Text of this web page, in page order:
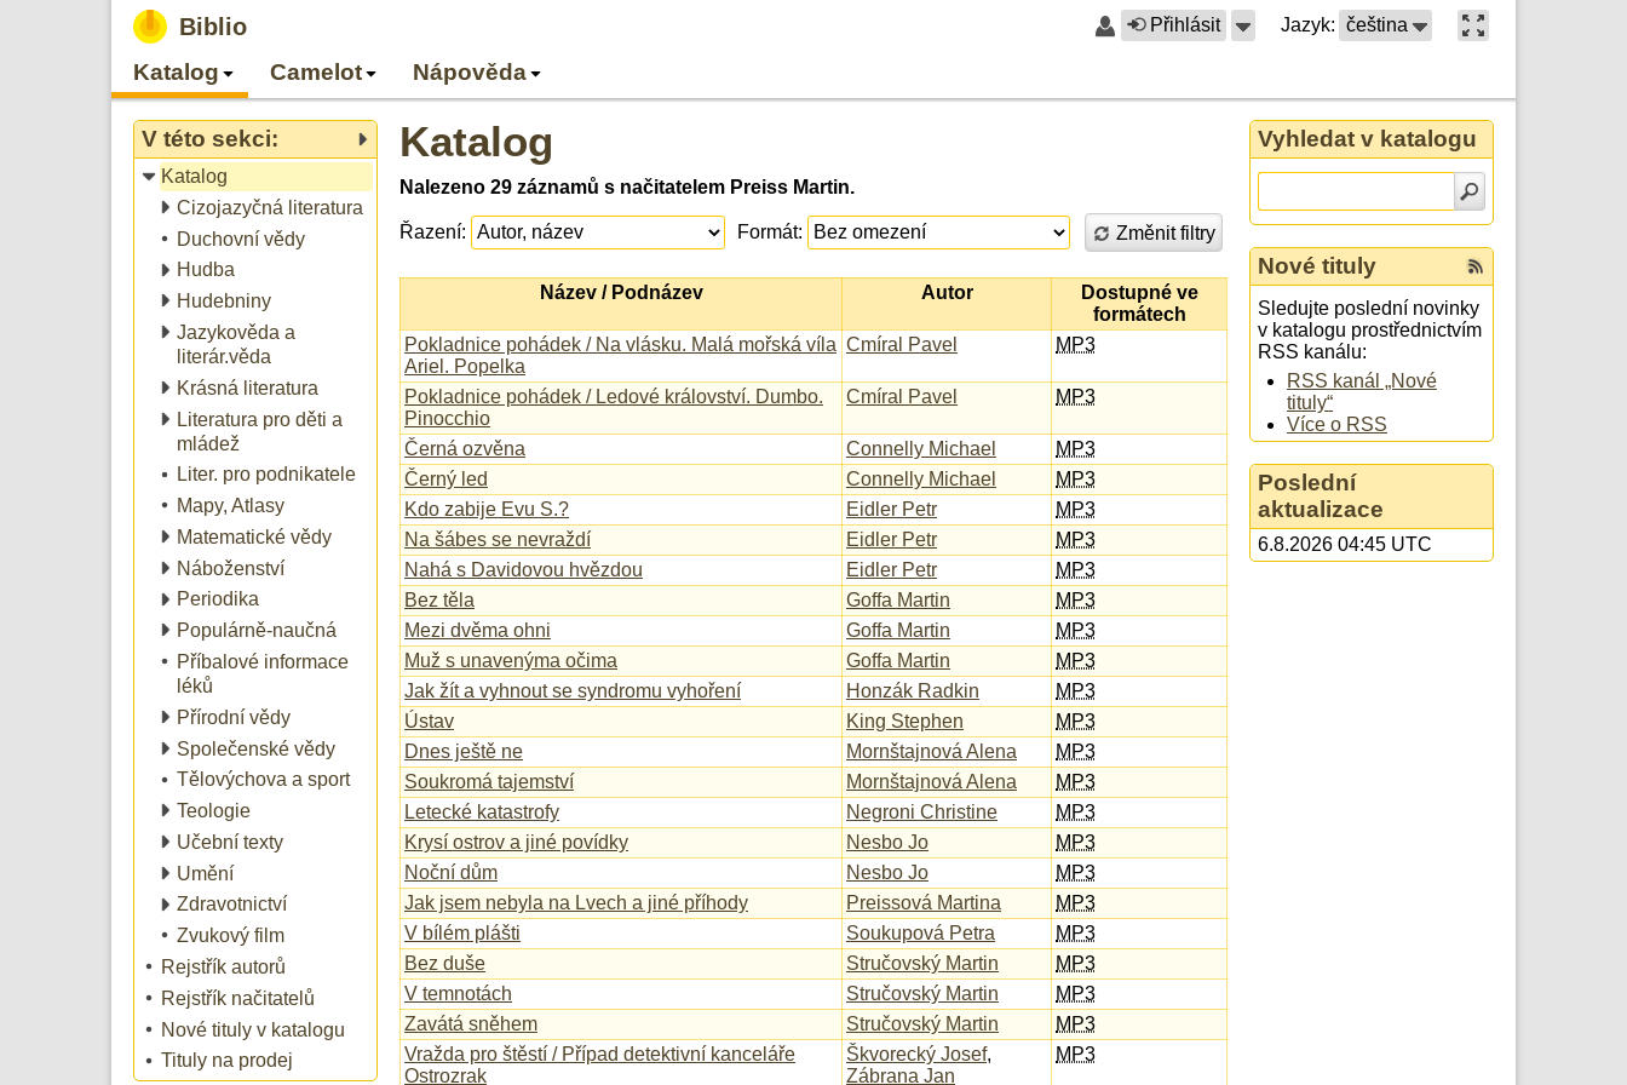
Biblio Přihlásit Jazyk: čeština
Katalog Camelot Nápověda
V této sekci:
Katalog
Cizojazyčná literatura
Duchovní vědy
Hudba
Hudebniny
Jazykověda a
literár.věda
Krásná literatura
Literatura pro děti a
mládež
Liter. pro podnikatele
Mapy, Atlasy
Matematické vědy
Náboženství
Periodika
Populárně-naučná
Příbalové informace
léků
Přírodní vědy
Společenské vědy
Tělovýchova a sport
Teologie
Učební texty
Umění
Zdravotnictví
Zvukový film
Rejstřík autorů
Rejstřík načitatelů
Nové tituly v katalogu
Tituly na prodej
Katalog
Nalezeno 29 záznamů s načitatelem Preiss Martin.
Řazení: Formát: Změnit filtry
Název / Podnázev Autor
Dostupné ve
formátech
Pokladnice pohádek / Na vlásku. Malá mořská víla
Ariel. Popelka
Cmíral Pavel MP3
Pokladnice pohádek / Ledové království. Dumbo.
Pinocchio
Cmíral Pavel MP3
Černá ozvěna Connelly Michael
MP3
Černý led
Connelly Michael
MP3
Kdo zabije Evu S.?
Eidler Petr
MP3
Na šábes se nevraždí
Eidler Petr
MP3
Nahá s Davidovou hvězdou
Eidler Petr
MP3
Bez těla
Goffa Martin
MP3
Mezi dvěma ohni
Goffa Martin
MP3
Muž s unavenýma očima
Goffa Martin
MP3
Jak žít a vyhnout se syndromu vyhoření
Honzák Radkin
MP3
Ústav
King Stephen
MP3
Dnes ještě ne
Mornštajnová Alena
MP3
Soukromá tajemství
Mornštajnová Alena
MP3
Letecké katastrofy
Negroni Christine
MP3
Krysí ostrov a jiné povídky
Nesbo Jo
MP3
Noční dům
Nesbo Jo
MP3
Jak jsem nebyla na Lvech a jiné příhody
Preissová Martina
MP3
V bílém plášti
Soukupová Petra
MP3
Bez duše
Stručovský Martin
MP3
V temnotách
Stručovský Martin
MP3
Zavátá sněhem
Stručovský Martin
MP3
Vražda pro štěstí / Případ detektivní kanceláře
Ostrozrak
Škvorecký Josef,
Zábrana Jan
MP3
Vyhledat v katalogu
Nové tituly
Sledujte poslední novinky
v katalogu prostřednictvím
RSS kanálu:
RSS kanál „Nové
tituly“
Více o RSS
Poslední
aktualizace
6.8.2026 04:45 UTC